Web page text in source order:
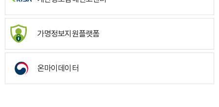
가명정보지원플랫폼
온마이데이터